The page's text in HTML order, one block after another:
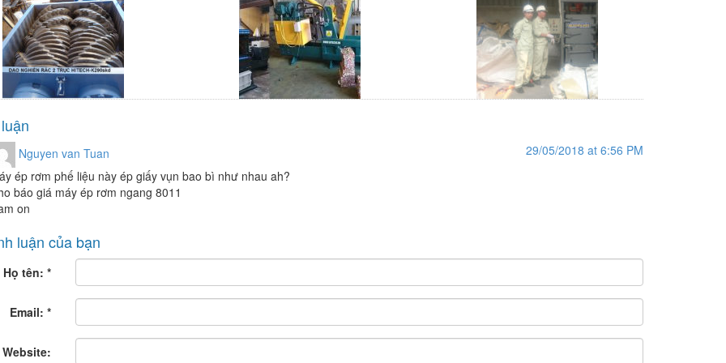
Nguyen van Tuan
29/05/2018 at 6:56 PM
ép rơm phế liệu này ép giấy vụn bao bì như nhau ah?
báo giá máy ép rơm ngang 8011
on
luận của bạn
Họ tên: *
Email: *
Website: